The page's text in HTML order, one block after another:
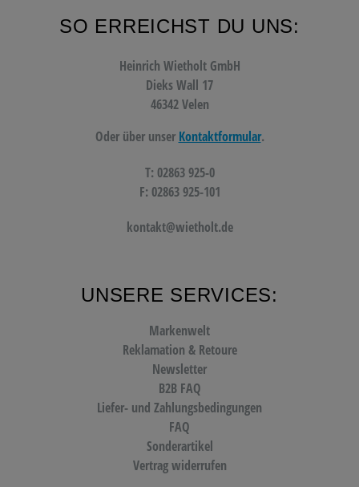
SO ERREICHST DU UNS:
Heinrich Wietholt GmbH
Dieks Wall 17
46342 Velen
Oder über unser Kontaktformular.
T: 02863 925-0
F: 02863 925-101
kontakt@wietholt.de
UNSERE SERVICES:
Markenwelt
Reklamation & Retoure
Newsletter
B2B FAQ
Liefer- und Zahlungsbedingungen
FAQ
Sonderartikel
Vertrag widerrufen